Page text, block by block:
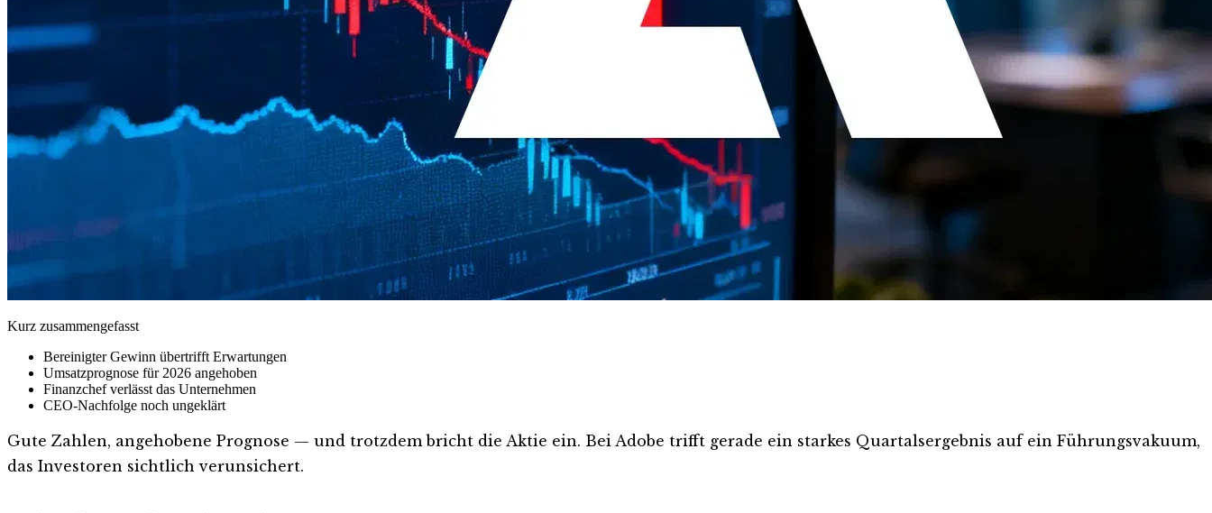
Kurz zusammengefasst
Bereinigter Gewinn übertrifft Erwartungen
Umsatzprognose für 2026 angehoben
Finanzchef verlässt das Unternehmen
CEO-Nachfolge noch ungeklärt
Gute Zahlen, angehobene Prognose — und trotzdem bricht die Aktie ein. Bei Adobe trifft gerade ein starkes Quartalsergebnis auf ein Führungsvakuum,
das Investoren sichtlich verunsichert.